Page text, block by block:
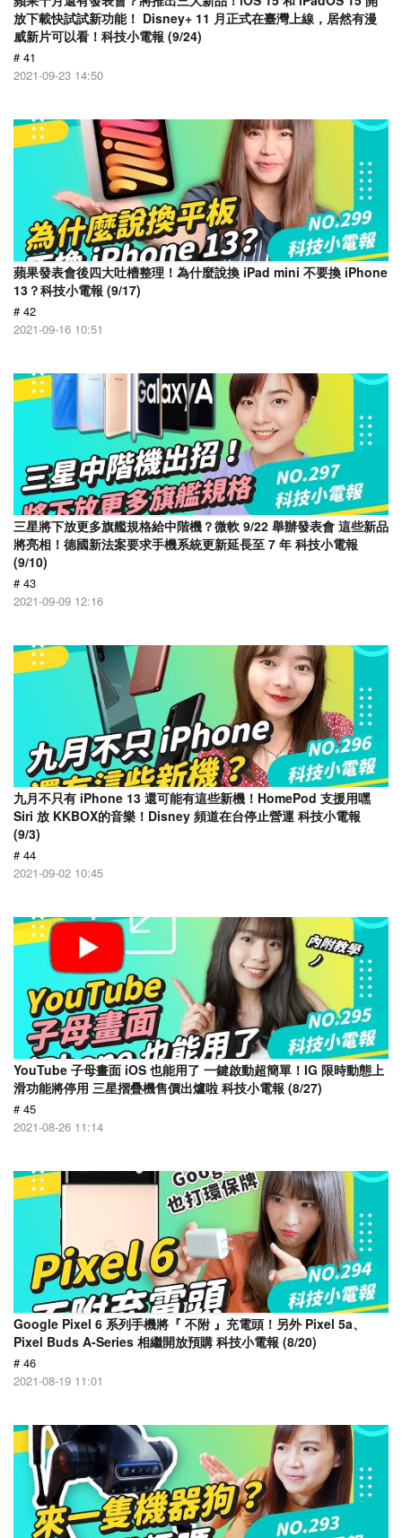
放下載快試試新功能！ Disney+ 11 月正式在臺灣上線，居然有漫
威新片可以看！科技小電報 (9/24)
# 41
2021-09-23 14:50
蘋果發表會後四大吐槽整理！為什麼說換 iPad mini 不要換 iPhone
13？科技小電報 (9/17)
# 42
2021-09-16 10:51
三星將下放更多旗艦規格給中階機？微軟 9/22 舉辦發表會 這些新品
將亮相！德國新法案要求手機系統更新延長至 7 年 科技小電報
(9/10)
# 43
2021-09-09 12:16
九月不只有 iPhone 13 還可能有這些新機！HomePod 支援用嘿
Siri 放 KKBOX的音樂！Disney 頻道在台停止營運 科技小電報
(9/3)
# 44
2021-09-02 10:45
YouTube 子母畫面 iOS 也能用了 一鍵啟動超簡單！IG 限時動態上
滑功能將停用 三星摺疊機售價出爐啦 科技小電報 (8/27)
# 45
2021-08-26 11:14
Google Pixel 6 系列手機將『 不附 』充電頭！另外 Pixel 5a、
Pixel Buds A-Series 相繼開放預購 科技小電報 (8/20)
# 46
2021-08-19 11:01